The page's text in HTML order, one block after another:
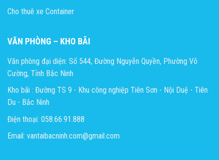
Cho thuê xe Container
VĂN PHÒNG – KHO BÃI
Văn phòng đại diện: Số 544, Đường Nguyễn Quyền, Phường Võ
Cường, Tỉnh Bắc Ninh
Kho bãi : Đường TS 9 - Khu công nghiệp Tiên Sơn - Nội Duệ - Tiên
Du - Bắc Ninh
Điện thoại: 058.66.91.888
Email: vantaibacninh.com@gmail.com